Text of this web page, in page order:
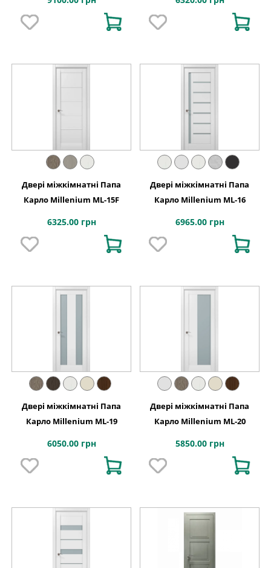
Двері міжкімнатні Папа
Карло Millenium ML-15F
6325.00 грн
Двері міжкімнатні Папа
Карло Millenium ML-16
6965.00 грн
Двері міжкімнатні Папа
Карло Millenium ML-19
6050.00 грн
Двері міжкімнатні Папа
Карло Millenium ML-20
5850.00 грн